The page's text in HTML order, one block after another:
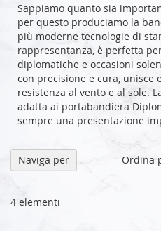
Sappiamo quanto sia
per questo produciamo la
più moderne tecnologie di
rappresentanza, è perfetta
diplomatiche e occasioni
con precisione e cura, unisce
resistenza al vento e al sole.
adatta ai portabandiera
sempre una presentazione
4 elementi
Ordina
Naviga per